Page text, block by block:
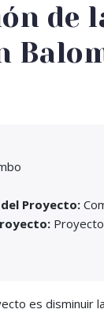
de
Proyecto:
es disminuir